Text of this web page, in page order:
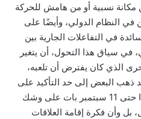
مكانة نسبية أو من هامش للحركة
في النظام الدولي، وأيضًا على
في التفاعلات الجارية بين
في سياق هذا التحول، أن يتغير
الذي كان يفترض أن تلعبه،
ذهب البعض إلى حد التأكيد على
أن النظام الدولي الذي كان سائدًا حتى 11 سبتمبر بات على وشك
بل وأن فكرة إقامة العلاقات